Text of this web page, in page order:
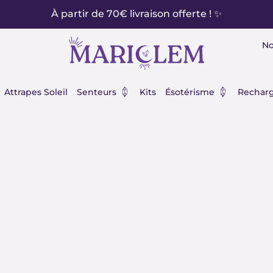
À partir de 70€ livraison offerte ! ✨
Attrapes Soleil Senteurs Ouvrir Senteurs
Kits Ésotérisme Ouvrir